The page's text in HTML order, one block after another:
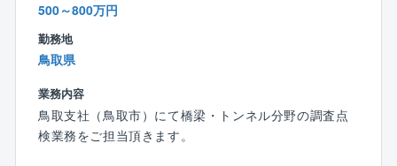
500～800万円
勤務地
鳥取県
業務内容
鳥取支社（鳥取市）にて橋梁・トンネル分野の調査点
検業務をご担当頂きます。